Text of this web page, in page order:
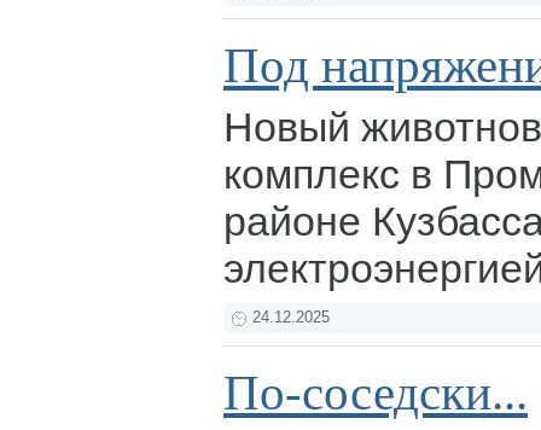
Под
Новый
комплекс в
районе
24.12.2025
По-соседски...